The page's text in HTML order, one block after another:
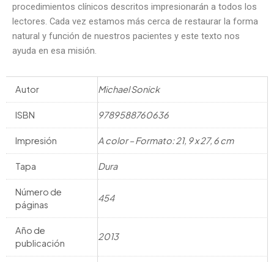
procedimientos clínicos descritos impresionarán a todos los
lectores. Cada vez estamos más cerca de restaurar la forma
natural y función de nuestros pacientes y este texto nos
ayuda en esa misión.
Autor Michael Sonick
ISBN 9789588760636
Impresión A color – Formato: 21, 9 x 27, 6 cm
Tapa Dura
Número de
páginas
454
Año de
publicación
2013